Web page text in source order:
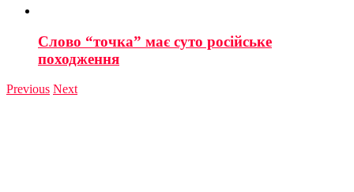
Слово “точка” має суто російське
походження
Previous Next